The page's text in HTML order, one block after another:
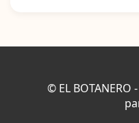
© EL BOTANERO